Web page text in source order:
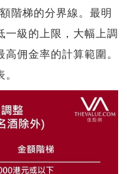
階梯的分界線。最明
級的上限，大幅上調
佣金率的計算範圍。